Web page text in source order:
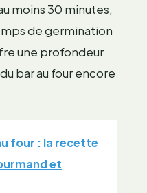
moins 30 minutes,
de germination
une profondeur
bar au four encore
four : la recette
et